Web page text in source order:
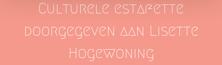
Culturele estafette
doorgegeven aan Lisette
Hogewoning